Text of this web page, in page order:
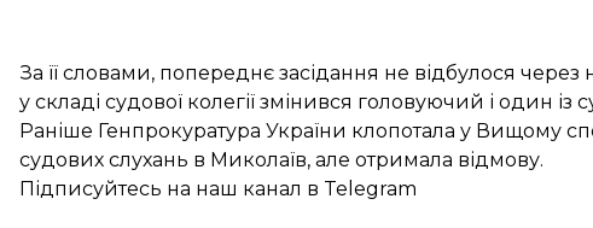
За її словами, попереднє засідання не відбулося
у складі судової колегії змінився головуючий і один із
Раніше Генпрокуратура України клопотала у Вищому
судових слухань в Миколаїв, але отримала відмову.
Підписуйтесь на наш канал в Telegram